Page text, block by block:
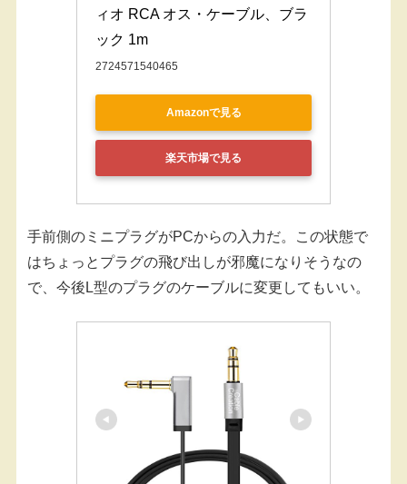
ィオ RCA オス・ケーブル、ブラ
ック 1m
2724571540465
Amazonで見る
楽天市場で見る
手前側のミニプラグがPCからの入力だ。この状態で
はちょっとプラグの飛び出しが邪魔になりそうなの
で、今後L型のプラグのケーブルに変更してもいい。